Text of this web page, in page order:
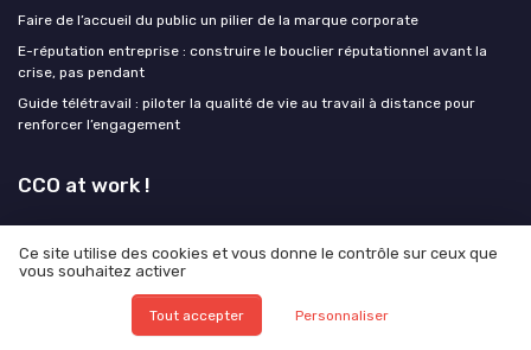
Faire de l’accueil du public un pilier de la marque corporate
E-réputation entreprise : construire le bouclier réputationnel avant la
crise, pas pendant
Guide télétravail : piloter la qualité de vie au travail à distance pour
renforcer l’engagement
CCO at work !
enquête 2025 sur l'IA et les directions de la communication
Ce site utilise des cookies et vous donne le contrôle sur ceux que
vous souhaitez activer
Tout accepter Personnaliser